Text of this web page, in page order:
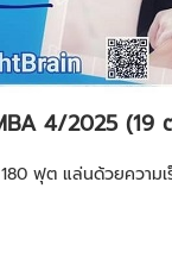
4/2025 (19
ฟุต แล่นด้วยควา